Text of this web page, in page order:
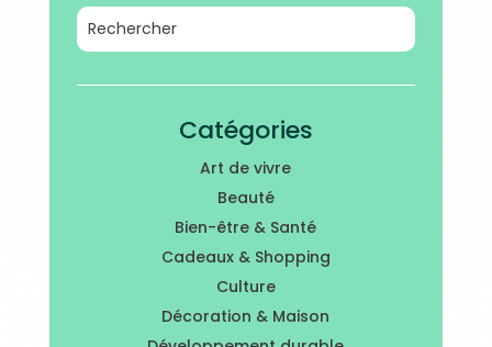
Catégories
Art de vivre
Beauté
Bien-être & Santé
Cadeaux & Shopping
Culture
Décoration & Maison